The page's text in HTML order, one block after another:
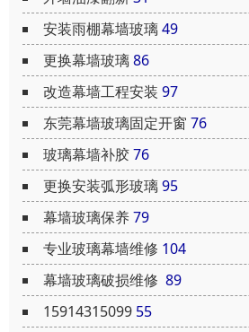
安装雨棚幕墙玻璃49
更换幕墙玻璃86
改造幕墙工程安装 97
东莞幕墙玻璃固定开窗 76
玻璃幕墙补胶76
更换安装弧形玻璃95
幕墙玻璃保养79
专业玻璃幕墙维修 104
幕墙玻璃破损维修 89
15914315099 55